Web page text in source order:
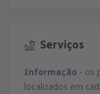
Serviços
Informação - os
localizados em